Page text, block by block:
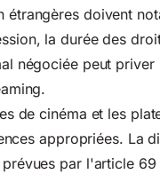
étrangères doivent
la durée des
négociée peut
de cinéma et les
appropriées. La
par l'article